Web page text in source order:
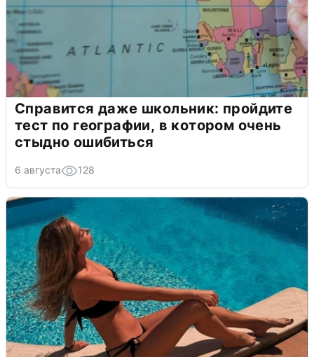
Справится даже школьник: пройдите
тест по географии, в котором очень
стыдно ошибиться
6 августа 128